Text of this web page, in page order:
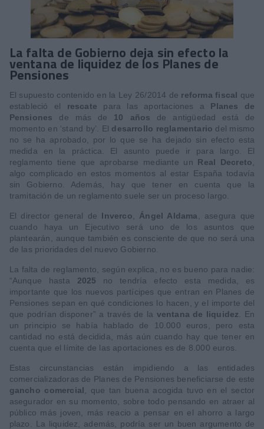
La falta de Gobierno deja sin efecto la
ventana de liquidez de los Planes de
Pensiones
El supuesto contenido en la Ley 26/2014 de reforma fiscal que
estableció el rescate para las aportaciones a Planes de
Pensiones de más de 10 años de antigüedad está de
momento en ‘stand by’. El desarrollo reglamentario del mismo
no se ha aprobado, por lo que se ha dejado sin efecto esta
medida en la práctica. El asunto puede ir para largo. El
reglamento tiene que aprobarse mediante un Real Decreto
algo complicado en estos momentos al estar España todavía
sin Gobierno. Además, hay que tener en cuenta que la
tramitación de un reglamento suele ser un proceso largo.
El director general de Inverco Ángel Aldama
, asegura que
cuando haya un Ejecutivo será uno de los asuntos que
plantearán, aunque también es consciente de que no será una
de las prioridades del nuevo Gobierno.
La falta de reglamento, según explica, no es bueno para nadie:
“Aunque hasta 2025 no tendría efecto esta medida, es
importante que los nuevos partícipes que entran en Planes de
Pensiones sepan en qué condiciones lo hacen, y el importe del
que podrían disponer” a través de la ventana de liquidez . En
un principio se había hablado de 10.000 euros, pero esta
cantidad no está decidida, más aún cuando hay que tener en
cuenta que el límite de las aportaciones es de 8.000 euros.
Estas circunstancias están impidiendo a las entidades
comercializadoras de Planes de Pensiones beneficiarse de este
gancho comercial , que tan buena acogida tuvo en el sector
asegurador en su momento, sobre todo pensando en atraer al
público más joven, más reacio a pensar en el ahorro a largo
plazo. La liquidez, además, podría ser un buen argumento de